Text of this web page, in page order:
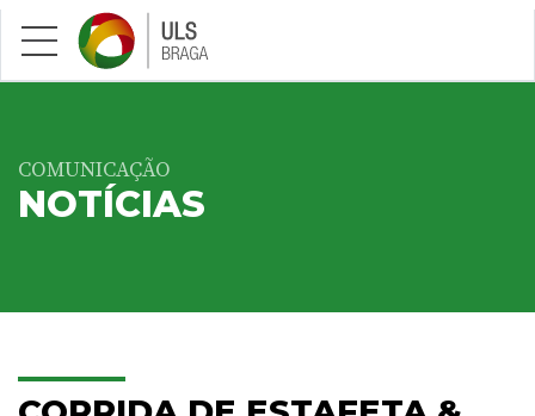
Saltar para conteúdo principal
COMUNICAÇÃO
NOTÍCIAS